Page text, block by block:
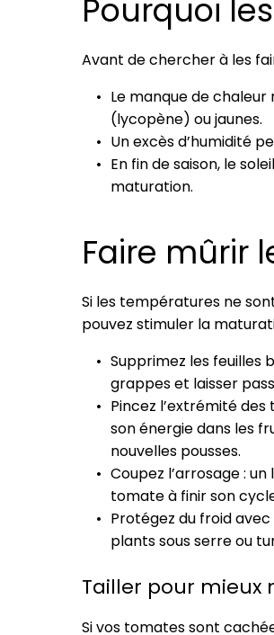
Pourquoi
Avant de chercher à les
Le manque de
(lycopène) ou jaunes.
Un excès d’humidité
En fin de saison, le
maturation.
Faire mûrir
Si les températures ne
pouvez stimuler la
Supprimez les feuilles
grappes et laisser
Pincez l’extrémité
son énergie dans les
nouvelles pousses.
Coupez l’arrosage :
tomate à finir son
Protégez du froid
plants sous serre ou
Tailler pour mieux
Si vos tomates sont